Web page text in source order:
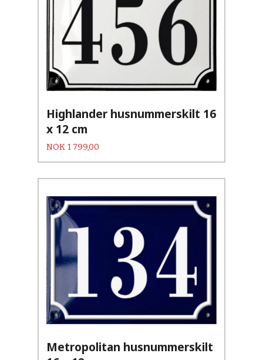
Highlander husnummerskilt 16
x 12 cm
Pris
NOK 1 799,00
Metropolitan husnummerskilt